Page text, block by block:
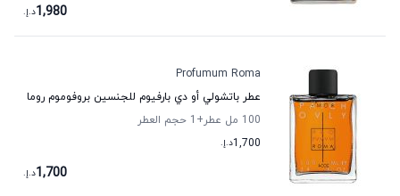
1,980د.إ.
Profumum Roma
عطر باتشولي أو دي بارفيوم للجنسين بروفوموم روما
100 مل عطر
+1
حجم العطر
1,700د.إ.
1,700د.إ.